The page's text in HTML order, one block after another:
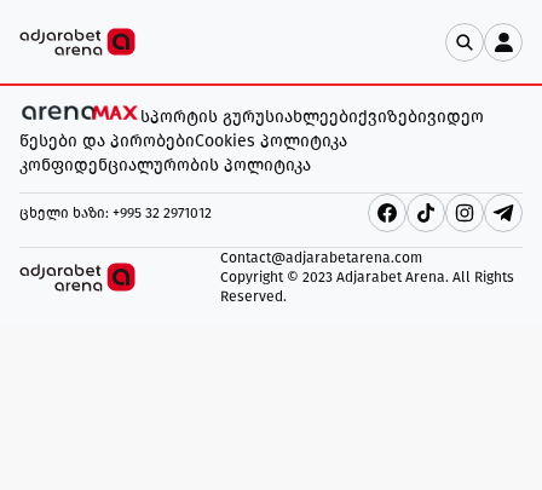
სპორტის გურუსიახლეებიქვიზებივიდეო
წესები და პირობებიCookies პოლიტიკა
კონფიდენციალურობის პოლიტიკა
ცხელი ხაზი: +995 32 2971012
Contact@adjarabetarena.com
Copyright © 2023 Adjarabet Arena. All Rights
Reserved.